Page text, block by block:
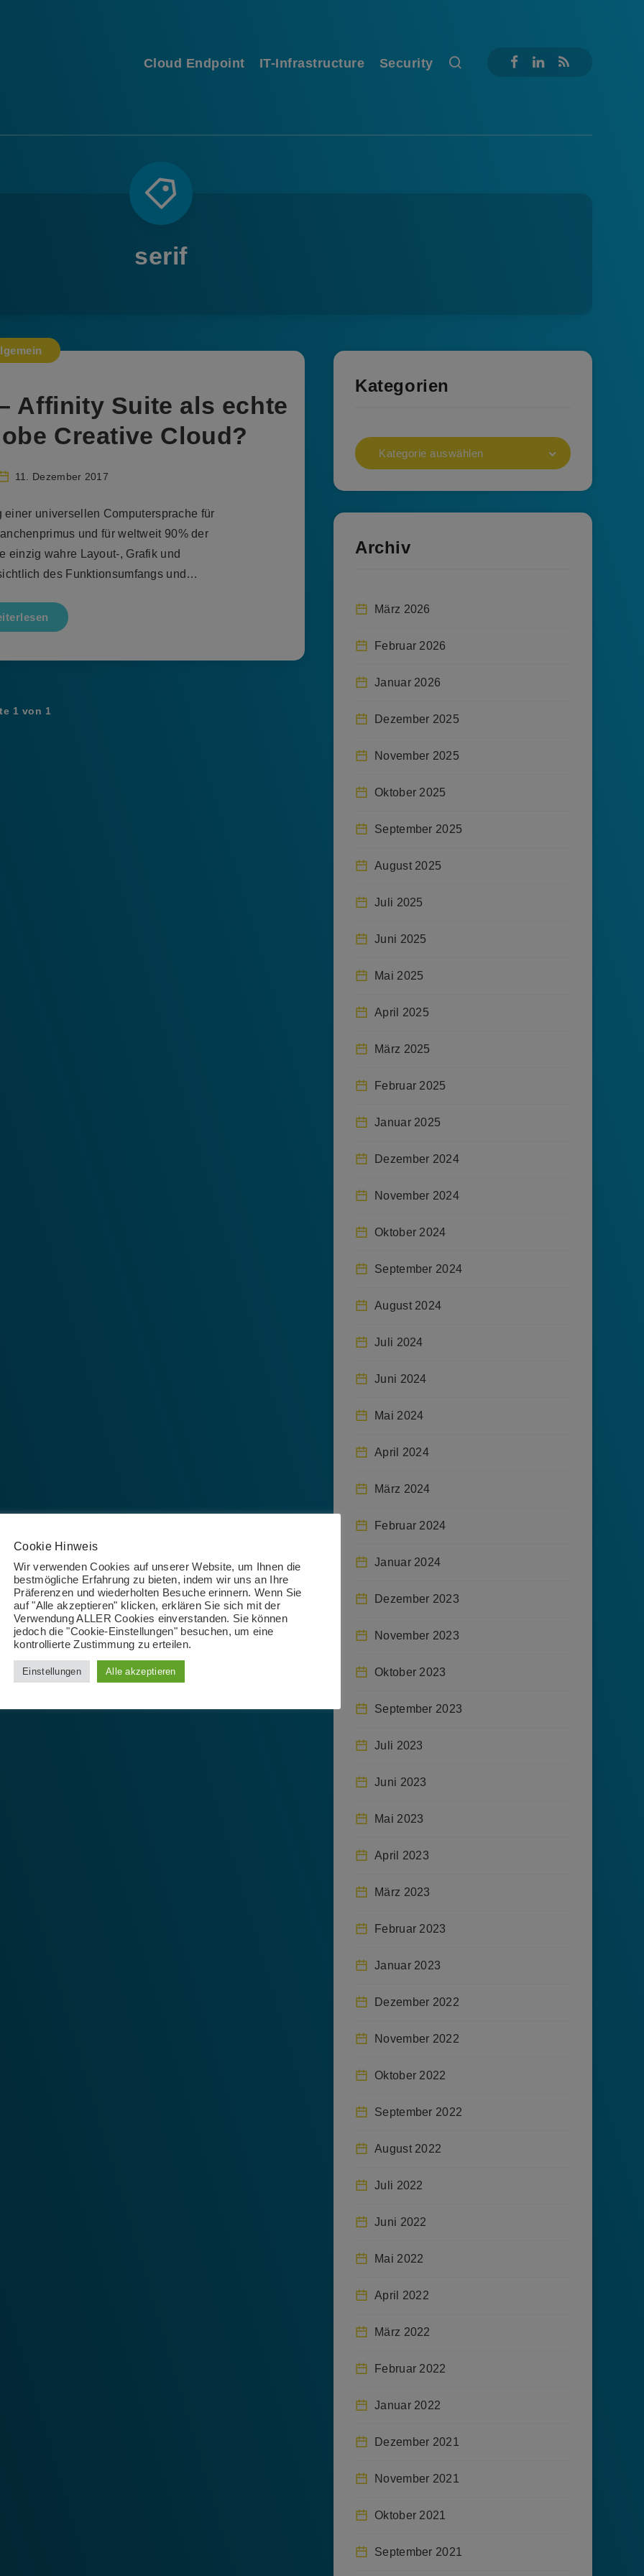
Cloud Endpoint IT-Infrastructure Security
serif
Affinity Suite als echte
Creative Cloud?
11. Dezember 2017
universellen Computersprache für
und für weltweit 90% der
einzig wahre Layout-, Grafik und
des Funktionsumfangs und…
1 von 1
Kategorien
Kategorie auswählen
Archiv
März 2026
Februar 2026
Januar 2026
Dezember 2025
November 2025
Oktober 2025
September 2025
August 2025
Juli 2025
Juni 2025
Mai 2025
April 2025
März 2025
Februar 2025
Januar 2025
Dezember 2024
November 2024
Oktober 2024
September 2024
August 2024
Juli 2024
Juni 2024
Mai 2024
April 2024
März 2024
Februar 2024
Januar 2024
Dezember 2023
November 2023
Oktober 2023
September 2023
Juli 2023
Juni 2023
Mai 2023
April 2023
März 2023
Februar 2023
Januar 2023
Dezember 2022
November 2022
Oktober 2022
September 2022
August 2022
Juli 2022
Juni 2022
Mai 2022
April 2022
März 2022
Februar 2022
Januar 2022
Dezember 2021
November 2021
Oktober 2021
September 2021
Cookie Hinweis
Wir verwenden Cookies auf unserer Website, um Ihnen die
bestmögliche Erfahrung zu bieten, indem wir uns an Ihre
Präferenzen und wiederholten Besuche erinnern. Wenn Sie
auf "Alle akzeptieren" klicken, erklären Sie sich mit der
Verwendung ALLER Cookies einverstanden. Sie können
jedoch die "Cookie-Einstellungen" besuchen, um eine
kontrollierte Zustimmung zu erteilen.
Einstellungen Alle akzeptieren